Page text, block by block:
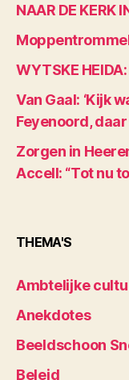
NAAR DE KERK
Moppentrommel:
WYTSKE
Van Gaal: ‘Kijk
Feyenoord,
Zorgen in
Accell: “Tot nu
THEMA'S
Ambtelijke
Anekdotes
Beeldschoon
Beleid